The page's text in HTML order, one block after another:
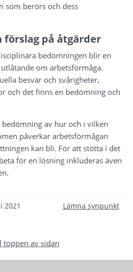
som berörs och dess
förslag på åtgärder
bedömningen blir en
om arbetsförmåga.
besvär och svårigheter,
och det finns en bedömning och
av hur och i vilken
påverkar arbetsförmågan
kan bli. För att stötta i det
för en lösning inkluderas även
2021 Lämna synpunkt
toppen av sidan